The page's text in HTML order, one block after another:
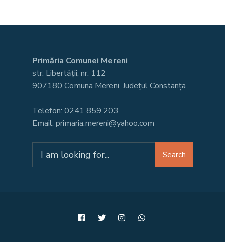
Primăria Comunei Mereni
str. Libertății, nr. 112
907180 Comuna Mereni, Județul Constanța
Telefon: 0241 859 203
Email: primaria.mereni@yahoo.com
for:
Search